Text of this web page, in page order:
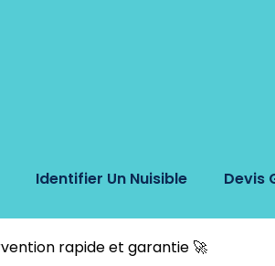
Identifier Un Nuisible Devis
rapide et garantie 🚀